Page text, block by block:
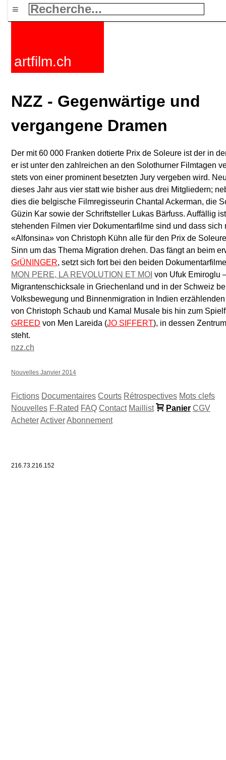
≡
artfilm.ch
NZZ - Gegenwärtige und
vergangene Dramen
Der mit 60 000 Franken dotierte Prix de Soleure ist der in
er ist unter den zahlreichen an den Solothurner Filmtagen
stets von einer prominent besetzten Jury vergeben wird.
dieses Jahr aus vier statt wie bisher aus drei Mitgliedern;
dies die belgische Filmregisseurin Chantal Ackerman, die
Güzin Kar sowie der Schriftsteller Lukas Bärfuss. Auffällig
stehenden Filmen vier Dokumentarfilme sind und dass
«Alfonsina» von Christoph Kühn alle für den Prix de
Sinn um das Thema Migration drehen. Das fängt an beim
GrÜNINGER, setzt sich fort bei den beiden
MON PERE, LA REVOLUTION ET MOI von Ufuk Emiroglu
Migrantenschicksale in Griechenland und in der Schweiz
Volksbewegung und Binnenmigration in Indien
von Christoph Schaub und Kamal Musale bis hin zum
GREED von Men Lareida (JO SIFFERT), in dessen
steht.
nzz.ch
Nouvelles Janvier 2014
Fictions Documentaires Courts Rétrospectives Mots clefs
Nouvelles F-Rated FAQ Contact Maillist Panier CGV
AcheterActiverAbonnement
216.73.216.152